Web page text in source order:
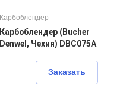
Карбоблендер
Карбоблендер (Bucher
Denwel, Чехия) DBC075A
Заказать